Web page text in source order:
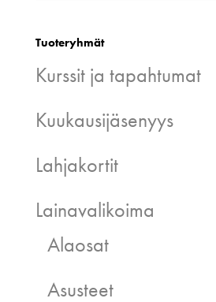
Tuoteryhmät
Kurssit ja tapahtumat
Kuukausijäsenyys
Lahjakortit
Lainavalikoima
Alaosat
Asusteet